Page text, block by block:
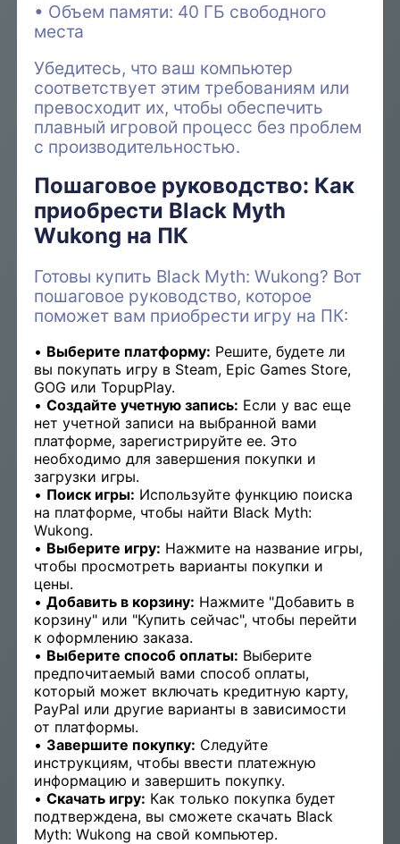
Объем памяти: 40 ГБ свободного
места
Убедитесь, что ваш компьютер
соответствует этим требованиям или
превосходит их, чтобы обеспечить
плавный игровой процесс без проблем
с производительностью.
Пошаговое руководство: Как
приобрести Black Myth
Wukong на ПК
Готовы купить Black Myth: Wukong? Вот
пошаговое руководство, которое
поможет вам приобрести игру на ПК:
Выберите платформу: Решите, будете ли
вы покупать игру в Steam, Epic Games Store,
GOG или TopupPlay.
Создайте учетную запись: Если у вас еще
нет учетной записи на выбранной вами
платформе, зарегистрируйте ее. Это
необходимо для завершения покупки и
загрузки игры.
Поиск игры: Используйте функцию поиска
на платформе, чтобы найти Black Myth:
Wukong.
Выберите игру: Нажмите на название игры,
чтобы просмотреть варианты покупки и
цены.
Добавить в корзину: Нажмите "Добавить в
корзину" или "Купить сейчас", чтобы перейти
к оформлению заказа.
Выберите способ оплаты: Выберите
предпочитаемый вами способ оплаты,
который может включать кредитную карту,
PayPal или другие варианты в зависимости
от платформы.
Завершите покупку: Следуйте
инструкциям, чтобы ввести платежную
информацию и завершить покупку.
Скачать игру: Как только покупка будет
подтверждена, вы сможете скачать Black
Myth: Wukong на свой компьютер.